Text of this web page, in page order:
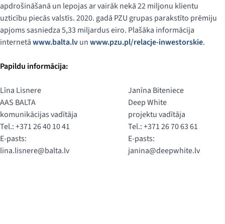
apdrošināšanā un lepojas ar vairāk nekā 22 miljonu klientu
uzticību piecās valstīs. 2020. gadā PZU grupas parakstīto prēmiju
apjoms sasniedza 5,33 miljardus eiro. Plašāka informācija
internetāwww.balta.lvunwww.pzu.pl/relacje-inwestorskie.
Papildu informācija:
Līna Lisnere
AAS BALTA
komunikācijas vadītāja
Tel.: +371 26 40 10 41
E-pasts:
lina.lisnere@balta.lv
Janīna Biteniece
Deep White
projektu vadītāja
Tel.: +371 26 70 63 61
E-pasts:
janina@deepwhite.lv